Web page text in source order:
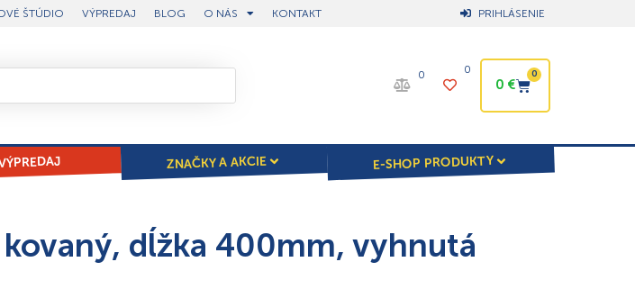
ŠTÚDIO VÝPREDAJ BLOG O NÁS KONTAKT PRIHLÁSENIE
0 0
0€
0
ZNAČKY A AKCIE E-SHOP PRODUKTY
dĺžka 400mm, vyhnutá